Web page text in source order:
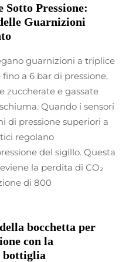
Sotto Pressione:
Guarnizioni
guarnizioni a triplice
a 6 bar di pressione,
zuccherate e gassate
Quando i sensori
di pressione superiori a
regolano
del sigillo. Questa
la perdita di CO₂
di 800
bocchetta per
con la
bottiglia